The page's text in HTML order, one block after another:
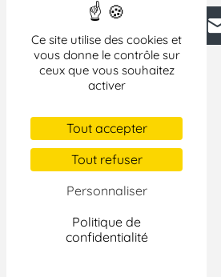
Ce site utilise des cookies et
vous donne le contrôle sur
ceux que vous souhaitez
activer
Tout accepter
Tout refuser
Personnaliser
Politique de
confidentialité
FacebookBlueskyMastodon